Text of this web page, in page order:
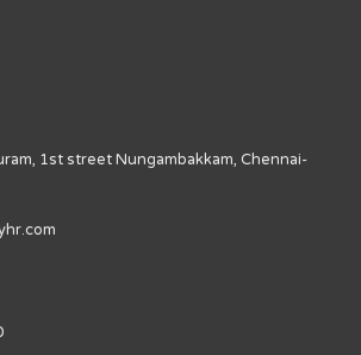
1st street Nungambakkam, Chennai-